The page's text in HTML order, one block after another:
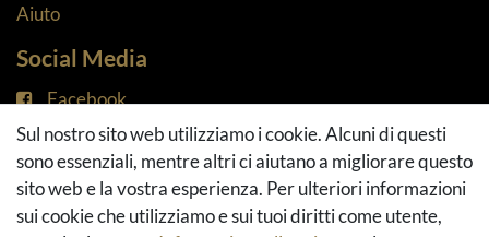
Aiuto
Social Media
Facebook
Instagram
Pinterest
Youtube
Houzz
Sul nostro sito web utilizziamo i cookie. Alcuni di questi
sono essenziali, mentre altri ci aiutano a migliorare questo
sito web e la vostra esperienza. Per ulteriori informazioni
sui cookie che utilizziamo e sui tuoi diritti come utente,